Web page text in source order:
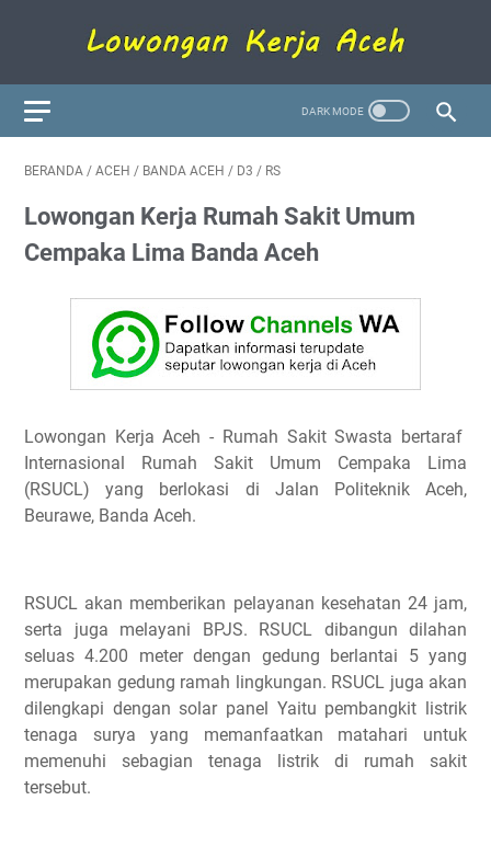
BERANDA / ACEH / BANDA ACEH / D3 / RS
Lowongan Kerja Rumah Sakit Umum
Cempaka Lima Banda Aceh
Lowongan Kerja Aceh - Rumah Sakit Swasta bertaraf
Internasional Rumah Sakit Umum Cempaka Lima
(RSUCL) yang berlokasi di Jalan Politeknik Aceh,
Beurawe, Banda Aceh.
RSUCL akan memberikan pelayanan kesehatan 24 jam,
serta juga melayani BPJS. RSUCL dibangun dilahan
seluas 4.200 meter dengan gedung berlantai 5 yang
merupakan gedung ramah lingkungan. RSUCL juga akan
dilengkapi dengan solar panel Yaitu pembangkit listrik
tenaga surya yang memanfaatkan matahari untuk
memenuhi sebagian tenaga listrik di rumah sakit
tersebut.